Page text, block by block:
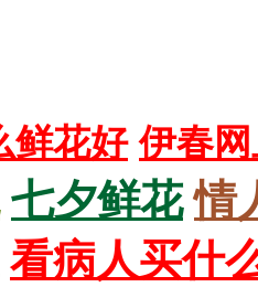
鲜花好 伊春
七夕鲜花 情
看病人买什